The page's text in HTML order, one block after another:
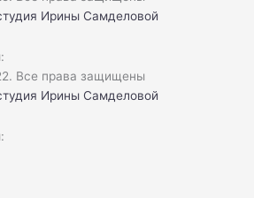
Ирины Самделовой
Все права защищены
Ирины Самделовой